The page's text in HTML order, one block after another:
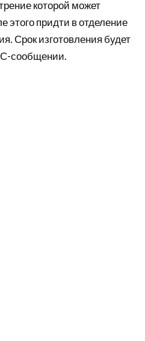
которой может
этого придти в отделение
Срок изготовления будет
сообщении.